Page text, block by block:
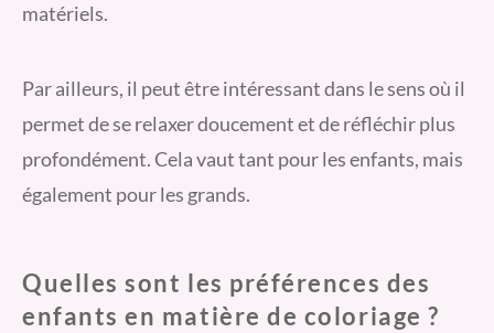
matériels.
Par ailleurs, il peut être intéressant dans le sens où il
permet de se relaxer doucement et de réfléchir plus
profondément. Cela vaut tant pour les enfants, mais
également pour les grands.
Quelles sont les préférences des
enfants en matière de coloriage ?